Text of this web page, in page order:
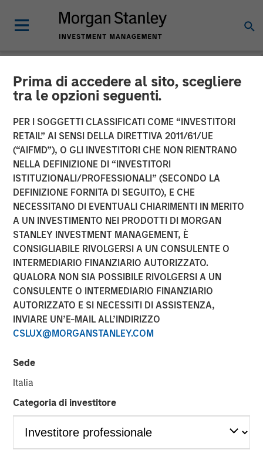
Prima di accedere al sito, scegliere
tra le opzioni seguenti.
PER I SOGGETTI CLASSIFICATI COME “INVESTITORI
RETAIL” AI SENSI DELLA DIRETTIVA 2011/61/UE
(“AIFMD”), O GLI INVESTITORI CHE NON RIENTRANO
NELLA DEFINIZIONE DI “INVESTITORI
ISTITUZIONALI/PROFESSIONALI” (SECONDO LA
DEFINIZIONE FORNITA DI SEGUITO), E CHE
NECESSITANO DI EVENTUALI CHIARIMENTI IN MERITO
A UN INVESTIMENTO NEI PRODOTTI DI MORGAN
STANLEY INVESTMENT MANAGEMENT, È
CONSIGLIABILE RIVOLGERSI A UN CONSULENTE O
INTERMEDIARIO FINANZIARIO AUTORIZZATO.
QUALORA NON SIA POSSIBILE RIVOLGERSI A UN
CONSULENTE O INTERMEDIARIO FINANZIARIO
AUTORIZZATO E SI NECESSITI DI ASSISTENZA,
INVIARE UN’E-MAIL ALL’INDIRIZZO
CSLUX@MORGANSTANLEY.COM
Sede
Italia
Categoria di investitore
NEWSROOM
Morgan Stanley Survey:
Pension Funds Are Leading
the Way in Diversity-Based
Investments, Yet Perceived
Financial Trade-Off
Creates Hurdles for Many
Asset Owners
20 OTTOBRE 2022
into their investment decisions, revealing there may
be deep-seated skepticism about diverse external
managers yielding strong returns